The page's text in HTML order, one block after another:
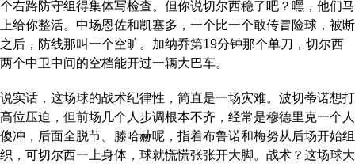
个右路防守组得集体写检查。但你说切尔西稳了吧？嘿，他们马
上给你整活。中场恩佐和凯塞多，一个比一个敢传冒险球，被断
之后，防线那叫一个空旷。加纳乔第19分钟那个单刀，切尔西
两个中卫中间的空档能开过一辆大巴车。
说实话，这场球的战术纪律性，简直是一场灾难。波切蒂诺想打
高位压迫，但前场几个人步调根本不齐，经常是穆德里克一个人
傻冲，后面全脱节。滕哈赫呢，指着布鲁诺和梅努从后场开始组
织，可切尔西一上身体，球就慌慌张张开大脚。战术？这场球大